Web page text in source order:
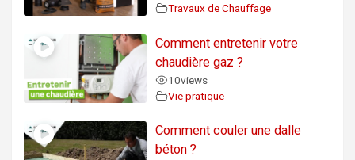
Travaux de Chauffage
Comment entretenir votre
chaudière gaz ?
10views
Vie pratique
Comment couler une dalle
béton ?